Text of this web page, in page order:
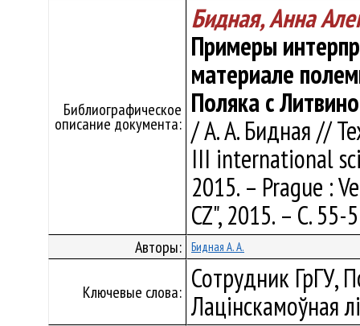
Библиографическое
описание документа:
Бидная, Анна
Примеры
материале
Поляка с
/ А. А. Бидная //
III international
2015. – Prague :
CZ", 2015. – С. 55-
Авторы: Бидная А. А.
Ключевые слова: Сотрудник ГрГУ,
Лацінскамоўная